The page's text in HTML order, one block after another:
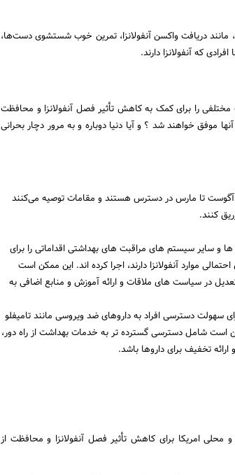
مانند دریافت واکسن آنفولانزا، تمرین خوب شستشوی دست‌ها،
که آنفولانزا دارند.
را برای کمک به کاهش تأثیر فصل آنفولانزا و محافظت
موفق خواهند شد ؟ و آیا دنیا دوباره و به مرور دچار بحرانی
آگوست تا مارس در دسترس هستند و مقامات توصیه می‌کنند
کنند.
و سایر سیستم های مراقبت های بهداشتی اقداماتی را برای
موارد آنفولانزا دارند، اجرا کرده اند. این ممکن است
در سیاست های ملاقات و ارائه آموزش و منابع اضافی به
سهولت دسترسی افراد به داروهای ضد ویروسی مانند تامیفلو
است شامل دسترسی گسترده تر به خدمات بهداشت از راه دور،
تخفیف برای داروها باشد.
و محلی امریکا برای کاهش تأثیر فصل آنفولانزا و محافظت از